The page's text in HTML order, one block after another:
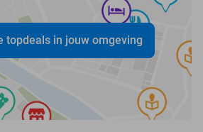
topdeals in jouw omgeving